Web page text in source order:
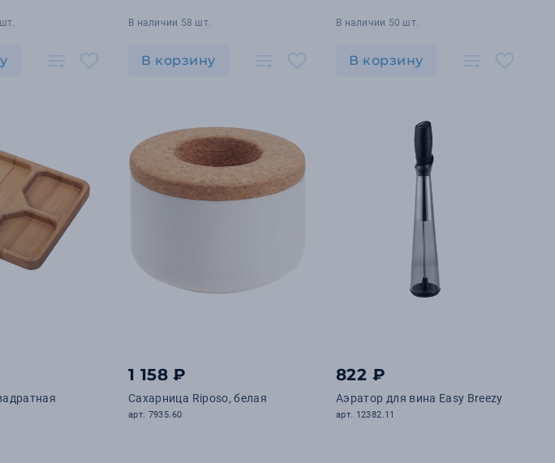
В наличии 58 шт.
В корзину
В наличии 50 шт.
В корзину
1 158 ₽
Сахарница Riposo, белая
арт. 7935.60
822 ₽
Аэратор для вина Easy Breezy
арт. 12382.11